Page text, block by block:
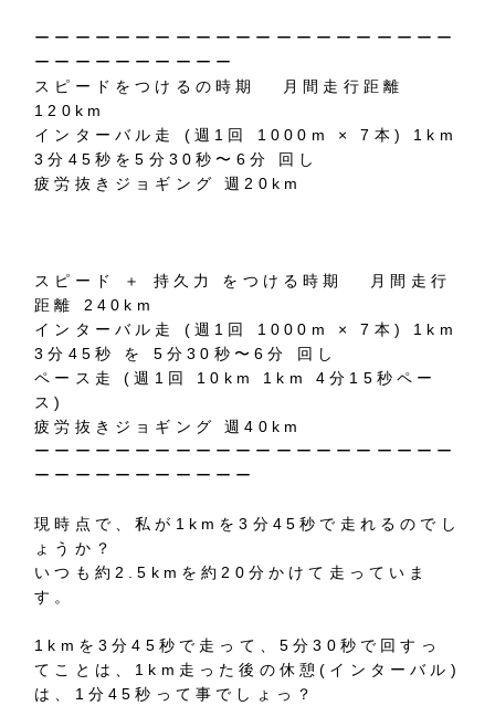
ーーーーーーーーーーーーーーーーーーーーー
ーーーーーーーーーー
スピードをつけるの時期 月間走行距離
120km
インターバル走 (週1回 1000m × 7本) 1km
3分45秒を5分30秒〜6分 回し
疲労抜きジョギング 週20km
スピード ＋ 持久力 をつける時期 月間走行
距離 240km
インターバル走 (週1回 1000m × 7本) 1km
3分45秒 を 5分30秒〜6分 回し
ペース走 (週1回 10km 1km 4分15秒ペー
ス)
疲労抜きジョギング 週40km
ーーーーーーーーーーーーーーーーーーーーー
ーーーーーーーーーーー
現時点で、私が1kmを3分45秒で走れるのでし
ょうか？
いつも約2.5kmを約20分かけて走っていま
す。
1kmを3分45秒で走って、5分30秒で回すっ
てことは、1km走った後の休憩(インターバル)
は、1分45秒って事でしょっ？